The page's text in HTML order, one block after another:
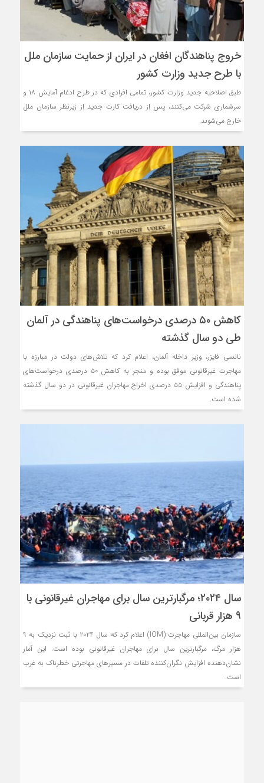
خروج پناهندگان افغان در ایران از حمایت سازمان ملل
با طرح جدید وزارت کشور
طبق اصلاحیه جدید وزارت کشور، تمامی افرادی که در طرح ادغام آمایش ۱۸ و
سرشماری شرکت می‌کنند، پس از دریافت کارت جدید از زیرنظر سازمان ملل
خارج می‌شوند.
کاهش ۵۰ درصدی درخواست‌های پناهندگی در آلمان
طی دو سال گذشته
نانسی فایزر، وزیر داخله آلمان، اعلام کرد که تلاش‌های دولت در مبارزه با
مهاجرت غیرقانونی موفق بوده و منجر به کاهش ۵۰ درصدی درخواست‌های
پناهندگی و افزایش ۵۵ درصدی اخراج مهاجران غیرقانونی در دو سال گذشته
شده است.
سال ۲۰۲۴؛ مرگبارترین سال برای مهاجران غیرقانونی با
۹ هزار قربانی
سازمان بین‌المللی مهاجرت (IOM) اعلام کرد که سال ۲۰۲۴ با ثبت نزدیک به ۹
هزار مرگ، مرگبارترین سال برای مهاجران غیرقانونی بوده است. این آمار
نشان‌دهنده افزایش نگران‌کننده تلفات در مسیرهای مهاجرتی خطرناک به غرب
است.